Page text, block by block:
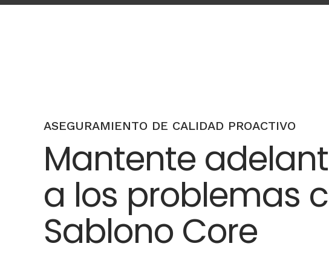
ASEGURAMIENTO DE CALIDAD PROACTIVO
Mantente
a los problemas
Sablono Core